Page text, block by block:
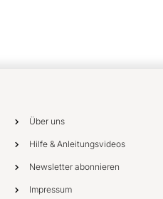
Über uns
Hilfe & Anleitungsvideos
Newsletter abonnieren
Impressum